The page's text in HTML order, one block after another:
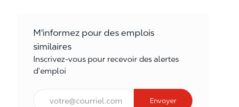
M'informez pour des emplois
similaires
Inscrivez-vous pour recevoir des alertes
d’emploi
Courriel*
Envoyer